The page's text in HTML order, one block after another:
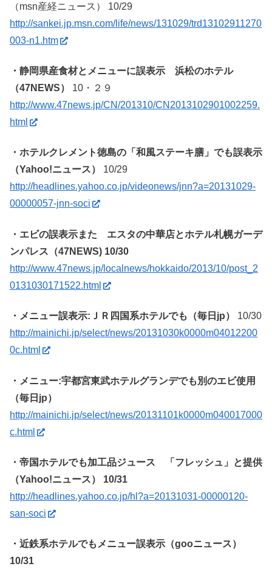
（msn産経ニュース） 10/29
http://sankei.jp.msn.com/life/news/131029/trd13102911270
003-n1.htm
・静岡県産食材とメニューに誤表示 浜松のホテル
（47NEWS）
10・２９
http://www.47news.jp/CN/201310/CN2013102901002259.
html
・ホテルクレメント徳島の「和風ステーキ膳」でも誤表示
（Yahoo!ニュース）
10/29
http://headlines.yahoo.co.jp/videonews/jnn?a=20131029-
00000057-jnn-soci
・エビの誤表示また エスタの中華店とホテル札幌ガーデ
ンパレス（47NEWS) 10/30
http://www.47news.jp/localnews/hokkaido/2013/10/post_2
0131030171522.html
・メニュー誤表示:ＪＲ四国系ホテルでも（毎日jp）
10/30
http://mainichi.jp/select/news/20131030k0000m04012200
0c.html
・メニュー:宇都宮東武ホテルグランデでも別のエビ使用
（毎日jp）
http://mainichi.jp/select/news/20131101k0000m040017000
c.html
・帝国ホテルでも加工品ジュース 「フレッシュ」と提供
（Yahoo!ニュース） 10/31
http://headlines.yahoo.co.jp/hl?a=20131031-00000120-
san-soci
・近鉄系ホテルでもメニュー誤表示（gooニュース）
10/31